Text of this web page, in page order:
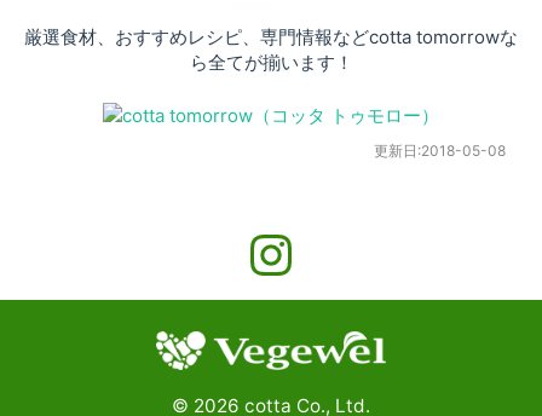
厳選食材、おすすめレシピ、専門情報などcotta tomorrowな
ら全てが揃います！
更新日:2018-05-08
© 2026 cotta Co., Ltd.